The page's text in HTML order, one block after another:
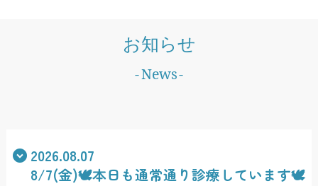
お知らせ
News
2026.08.07
8/7(金)🕊️本日も通常通り診療しています🕊️